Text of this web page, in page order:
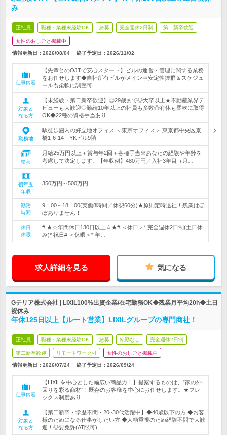
み
正社員 職種・業種未経験OK 急募 完全週休2日制 第二新卒歓迎
女性のおしごと掲載中
情報更新日：2026/08/04 終了予定日： 2026/11/02
仕事内容
【先輩とのOJTで安心スタート】ビルの運営・管理に関する業務
をお任せします◆自社所有ビルがメイン⇒安定性抜群＆スケジュ
ールも柔軟に調整可
対象と
なる方
【未経験・第二新卒歓迎】◎29歳まで◎大卒以上★不動産業界デ
ビューも大歓迎◇勤続10年以上の社員も多数◎有休も柔軟に取得
OK◆22種の資格手当あり
勤務地
駅徒歩圏内の好立地オフィス ＜東京オフィス＞ 東京都中央区京
橋1‐6‐14 YKビル9階
給与
月給25万円以上＋賞与年2回＋各種手当※あなたの経験や年齢を
考慮して決定します。【年収例】480万円／入社3年目（月…
初年度
年収
350万円～500万円
勤務
時間
9：00～18：00(実働8時間／休憩60分)★原則定時退社！残業はほ
ぼありません！
休日
休暇
# ★☆年間休日130日以上☆★# ＜休日＞* 完全週休2日制(土日休
み)* 祝日# ＜休暇＞* 年…
求人詳細を見る 気になる
Gテリア株式会社 | LIXIL100%出資企業/在宅勤務OK◆残業月平均20h◆土日
祝休み
年休125日以上【ルート営業】LIXILグループの専門商社！
正社員 職種・業種未経験OK 急募 転勤なし 完全週休2日制
第二新卒歓迎 リモートワーク可 女性のおしごと掲載中
情報更新日：2026/07/24 終了予定日： 2026/09/24
仕事内容
【LIXILを中心とした幅広い商品力！】提案するものは、”家の外
回りを彩る商材”！既存のお客様を中心にお任せします。★フレ
ックス制度あり
対象と
なる方
【第二新卒・学歴不問・20~30代活躍中】◆40歳以下の方 ◆お客
様のためになる仕事がしたい方 ◆人柄重視のため経験不問で大歓
迎！◎要免許(AT限可)